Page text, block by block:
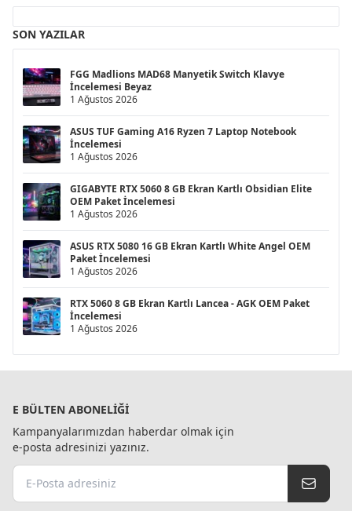
SON YAZILAR
FGG Madlions MAD68 Manyetik Switch Klavye
İncelemesi Beyaz
1 Ağustos 2026
ASUS TUF Gaming A16 Ryzen 7 Laptop Notebook
İncelemesi
1 Ağustos 2026
GIGABYTE RTX 5060 8 GB Ekran Kartlı Obsidian Elite
OEM Paket İncelemesi
1 Ağustos 2026
ASUS RTX 5080 16 GB Ekran Kartlı White Angel OEM
Paket İncelemesi
1 Ağustos 2026
RTX 5060 8 GB Ekran Kartlı Lancea - AGK OEM Paket
İncelemesi
1 Ağustos 2026
E BÜLTEN ABONELIĞI
Kampanyalarımızdan haberdar olmak için
e-posta adresinizi yazınız.